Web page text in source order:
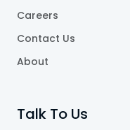
Careers
Contact Us
About
Talk To Us